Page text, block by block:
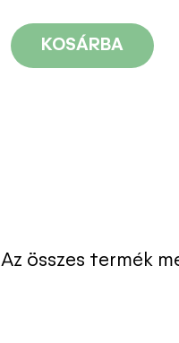
KOSÁRBA
Az összes termék